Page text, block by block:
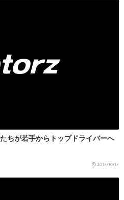
ちが若手からトップドライバーへ
2017/10/17